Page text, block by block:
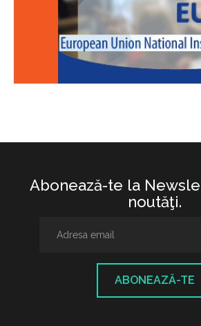
Abonează-te la
noutăţi.
ABONEAZĂ-TE